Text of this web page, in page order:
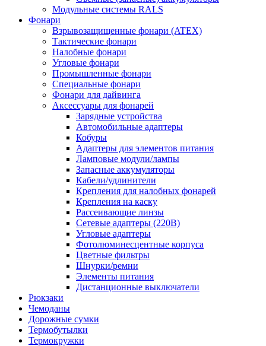
Модульные системы RALS
Фонари
Взрывозащищенные фонари (ATEX)
Тактические фонари
Налобные фонари
Угловые фонари
Промышленные фонари
Специальные фонари
Фонари для дайвинга
Аксессуары для фонарей
Зарядные устройства
Автомобильные адаптеры
Кобуры
Адаптеры для элементов питания
Ламповые модули/лампы
Запасные аккумуляторы
Кабели/удлинители
Крепления для налобных фонарей
Крепления на каску
Рассеивающие линзы
Сетевые адаптеры (220В)
Угловые адаптеры
Фотолюминесцентные корпуса
Цветные фильтры
Шнурки/ремни
Элементы питания
Дистанционные выключатели
Рюкзаки
Чемоданы
Дорожные сумки
Термобутылки
Термокружки